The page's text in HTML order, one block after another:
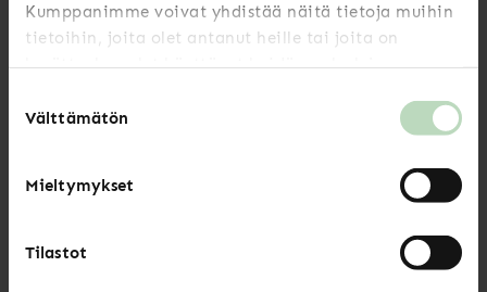
Kumppanimme voivat yhdistää näitä tietoja muihin
tietoihin, joita olet antanut heille tai joita on
kerätty, kun olet käyttänyt heidän palvelujaan.
valinta
Välttämätön
Mieltymykset
Tilastot
Kesän 2026 aukioloajat
Uutiset
Sote-järjestöjen leikkausten vaikutukset